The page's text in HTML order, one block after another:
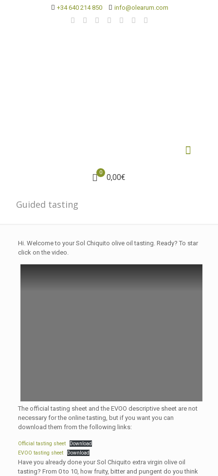
+34 640 214 850 info@olearum.com
0
0,00€
Guided tasting
Hi. Welcome to your Sol Chiquito olive oil tasting. Ready? To star
click on the video.
The official tasting sheet and the EVOO descriptive sheet are not
necessary for the online tasting, but if you want you can
download them from the following links:
Official tasting sheet
Download
EVOO tasting sheet
Download
Have you already done your Sol Chiquito extra virgin olive oil
tasting? From 0 to 10, how fruity, bitter and pungent do you think